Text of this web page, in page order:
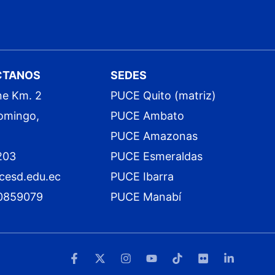
Km. 2
SEDES
PUCE Quito (matriz)
PUCE Ambato
PUCE Amazonas
PUCE Esmeraldas
PUCE Ibarra
PUCE Manabí